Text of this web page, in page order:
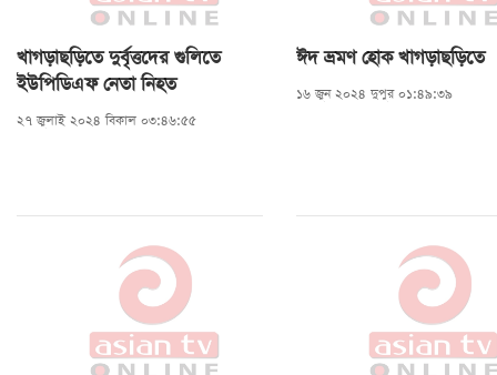
খাগড়াছড়িতে দুর্বৃত্তদের গুলিতে
ইউপিডিএফ নেতা নিহত
২৭ জুলাই ২০২৪ বিকাল ০৩:৪৬:৫৫
ঈদ ভ্রমণ হোক খাগড়াছড়িতে
১৬ জুন ২০২৪ দুপুর ০১:৪৯:৩৯